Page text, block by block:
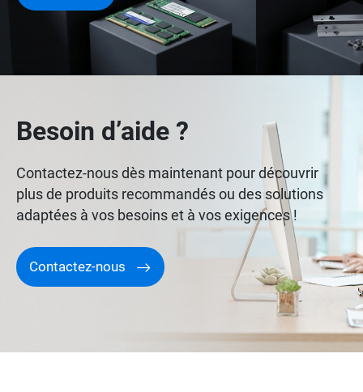
Besoin d’aide ?
Contactez-nous dès maintenant pour découvrir
plus de produits recommandés ou des solutions
adaptées à vos besoins et à vos exigences !
Contactez-nous